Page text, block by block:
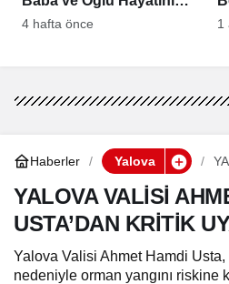
Kaybetti
4 hafta önce 1
Haberler Yalova
YALOVA VALİSİ
USTA’DAN KRİTİK
Yalova Valisi Ahmet Hamdi Usta,
nedeniyle orman yangını riskine